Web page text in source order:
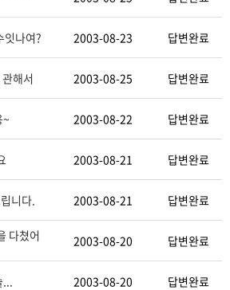
잇나여? 2003-08-23 답변완료
해서 2003-08-25 답변완료
~ 2003-08-22 답변완료
2003-08-21 답변완료
니다. 2003-08-21 답변완료
다쳤어 2003-08-20 답변완료
2003-08-20 답변완료